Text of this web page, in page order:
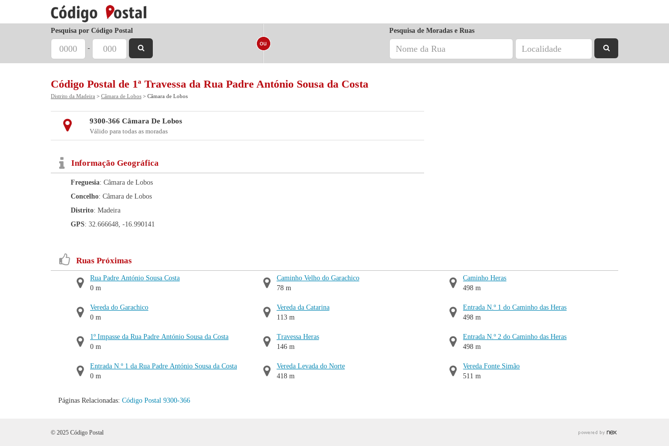
Pesquisa por Código Postal
-
Pesquisa de Moradas e Ruas
Código Postal de 1ª Travessa da Rua Padre António Sousa da Costa
Distrito da Madeira > Câmara de Lobos > Câmara de Lobos
9300-366 Câmara De Lobos
Válido para todas as moradas
Informação Geográfica
Freguesia: Câmara de Lobos
Concelho: Câmara de Lobos
Distrito: Madeira
GPS: 32.666648, -16.990141
Ruas Próximas
Rua Padre António Sousa Costa
0 m
Vereda do Garachico
0 m
1º Impasse da Rua Padre António Sousa da Costa
0 m
Entrada N.º 1 da Rua Padre António Sousa da Costa
0 m
Caminho Velho do Garachico
78 m
Vereda da Catarina
113 m
Travessa Heras
146 m
Vereda Levada do Norte
418 m
Caminho Heras
498 m
Entrada N.º 1 do Caminho das Heras
498 m
Entrada N.º 2 do Caminho das Heras
498 m
Vereda Fonte Simão
511 m
Páginas Relacionadas: Código Postal 9300-366
© 2025 Código Postal